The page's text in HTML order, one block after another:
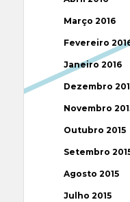
Março 2016
Fevereiro
Janeiro 2016
Dezembro
Novembro
Outubro 2015
Setembro
Agosto 2015
Julho 2015